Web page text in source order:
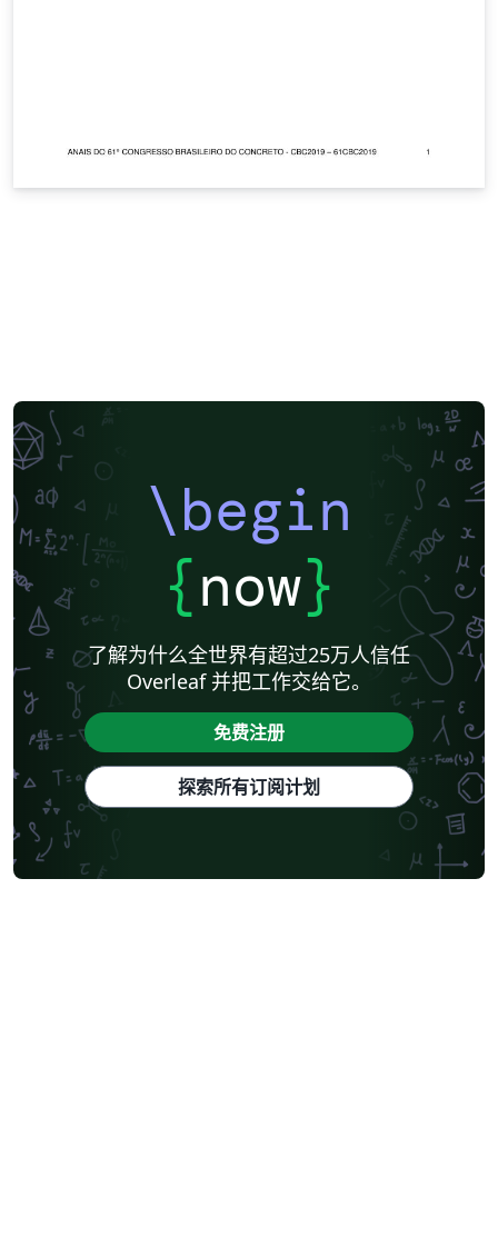
\begin
{now}
了解为什么全世界有超过25万人信任
Overleaf 并把工作交给它。
免费注册
探索所有订阅计划